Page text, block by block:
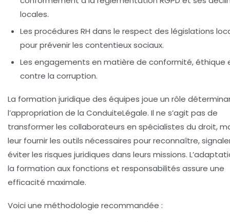
locales.
Les procédures RH dans le respect des législations
pour prévenir les contentieux sociaux.
Les engagements en matière de conformité, éthique
contre la corruption.
La formation juridique des équipes joue un rôle
l’appropriation de la ConduiteLégale. Il ne s’agit pas de
transformer les collaborateurs en spécialistes du droit,
leur fournir les outils nécessaires pour reconnaître,
éviter les risques juridiques dans leurs missions.
la formation aux fonctions et responsabilités assure une
efficacité maximale.
Voici une méthodologie recommandée :